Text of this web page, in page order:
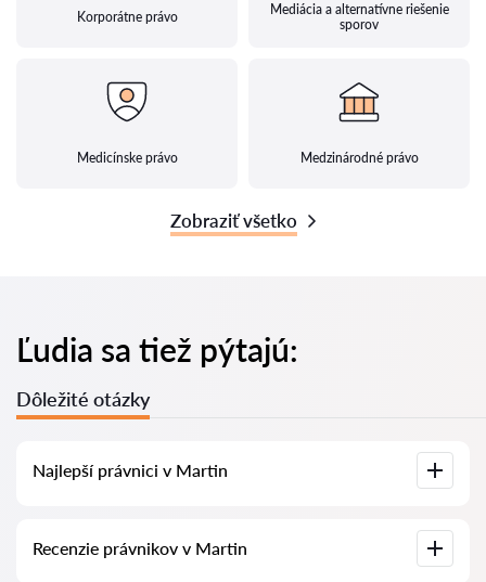
Korporátne právo
Mediácia a alternatívne riešenie
sporov
Medicínske právo Medzinárodné právo
Zobraziť všetko
Ľudia sa tiež pýtajú:
Dôležité otázky
Najlepší právnici v Martin
kompletnými informáciami. Ceny, recenzie, telefónne čísla a
Recenzie právnikov v Martin